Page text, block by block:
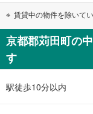
賃貸中の物件を除いてい
京都郡苅田町の
す
駅徒歩10分以内